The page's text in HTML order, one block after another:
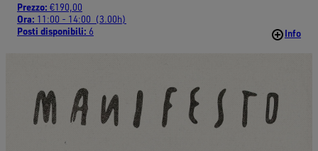
Prezzo: €190,00
Ora: 11:00 - 14:00 (3.00h)
Posti disponibili: 6 Info